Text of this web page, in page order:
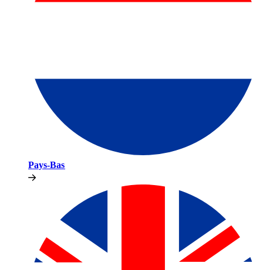
Pays-Bas​​